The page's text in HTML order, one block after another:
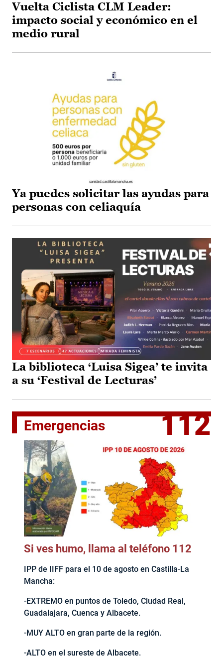
Vuelta Ciclista CLM Leader:
impacto social y económico en el
medio rural
Ya puedes solicitar las ayudas para
personas con celiaquía
La biblioteca ‘Luisa Sigea’ te invita
a su ‘Festival de Lecturas’
Emergencias 112
Si ves humo, llama al teléfono 112
IPP de IIFF para el 10 de agosto en Castilla-La
Mancha:
-EXTREMO en puntos de Toledo, Ciudad Real,
Guadalajara, Cuenca y Albacete.
-MUY ALTO en gran parte de la región.
-ALTO en el sureste de Albacete.